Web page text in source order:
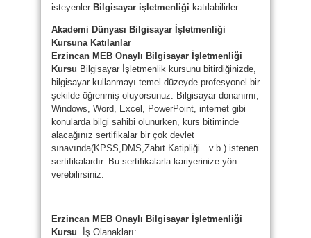
isteyenler Bilgisayar işletmenliği katılabilirler
Akademi Dünyası Bilgisayar İşletmenliği
Kursuna Katılanlar
Erzincan MEB Onaylı Bilgisayar İşletmenliği
Kursu Bilgisayar İşletmenlik kursunu bitirdiğinizde,
bilgisayar kullanmayı temel düzeyde profesyonel bir
şekilde öğrenmiş oluyorsunuz. Bilgisayar donanımı,
Windows, Word, Excel, PowerPoint, internet gibi
konularda bilgi sahibi olunurken, kurs bitiminde
alacağınız sertifikalar bir çok devlet
sınavında(KPSS,DMS,Zabıt Katipliği…v.b.) istenen
sertifikalardır. Bu sertifikalarla kariyerinize yön
verebilirsiniz.
Erzincan MEB Onaylı Bilgisayar İşletmenliği
Kursu İş Olanakları: